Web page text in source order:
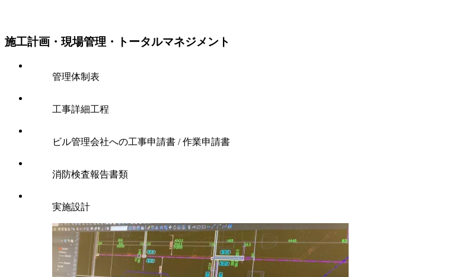
施工計画・現場管理・トータルマネジメント
管理体制表
工事詳細工程
ビル管理会社への工事申請書 / 作業申請書
消防検査報告書類
実施設計